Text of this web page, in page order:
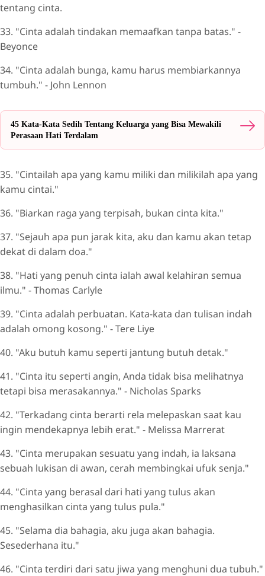
tentang cinta.
33. "Cinta adalah tindakan memaafkan tanpa batas." -
Beyonce
34. "Cinta adalah bunga, kamu harus membiarkannya
tumbuh." - John Lennon
45 Kata-Kata Sedih Tentang Keluarga yang Bisa Mewakili
Perasaan Hati Terdalam
35. "Cintailah apa yang kamu miliki dan milikilah apa yang
kamu cintai."
36. "Biarkan raga yang terpisah, bukan cinta kita."
37. "Sejauh apa pun jarak kita, aku dan kamu akan tetap
dekat di dalam doa."
38. "Hati yang penuh cinta ialah awal kelahiran semua
ilmu." - Thomas Carlyle
39. "Cinta adalah perbuatan. Kata-kata dan tulisan indah
adalah omong kosong." - Tere Liye
40. "Aku butuh kamu seperti jantung butuh detak."
41. "Cinta itu seperti angin, Anda tidak bisa melihatnya
tetapi bisa merasakannya." - Nicholas Sparks
42. "Terkadang cinta berarti rela melepaskan saat kau
ingin mendekapnya lebih erat." - Melissa Marrerat
43. "Cinta merupakan sesuatu yang indah, ia laksana
sebuah lukisan di awan, cerah membingkai ufuk senja."
44. "Cinta yang berasal dari hati yang tulus akan
menghasilkan cinta yang tulus pula."
45. "Selama dia bahagia, aku juga akan bahagia.
Sesederhana itu."
46. "Cinta terdiri dari satu jiwa yang menghuni dua tubuh."